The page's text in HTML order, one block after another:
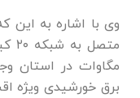
وی با اشاره به این
مگاوات در استان
برق خورشیدی ویژه